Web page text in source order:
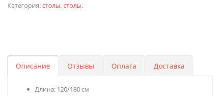
Категория:столы,столы.
Описание Отзывы Оплата Доставка
Длина: 120/180 см